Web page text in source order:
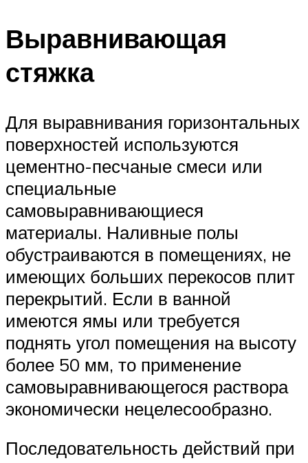
Выравнивающая
стяжка
Для выравнивания горизонтальных
поверхностей используются
цементно-песчаные смеси или
специальные
самовыравнивающиеся
материалы. Наливные полы
обустраиваются в помещениях, не
имеющих больших перекосов плит
перекрытий. Если в ванной
имеются ямы или требуется
поднять угол помещения на высоту
более 50 мм, то применение
самовыравнивающегося раствора
экономически нецелесообразно.
Последовательность действий при